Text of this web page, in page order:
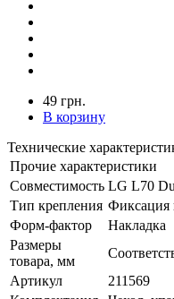
49 грн.
В корзину
Технические
Прочие характеристики
Совместимость LG L70
Тип крепления Фиксация
Форм-фактор
Накладка
Размеры
товара, мм
Артикул
211569